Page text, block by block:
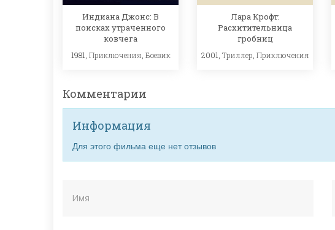
Индиана Джонс: В
поисках утраченного
ковчега
1981, Приключения Боевик
Лара Крофт:
Расхитительница
гробниц
2001, Триллер Приключения
Комментарии
Информация
Для этого фильма еще нет отзывов